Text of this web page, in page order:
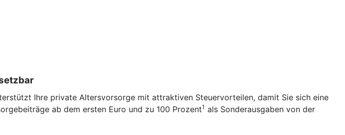
Ihre private Altersvorsorge mit attraktiven Steuervorteilen, damit Sie sich eine
ab dem ersten Euro und zu 100 Prozent1 als Sonderausgaben von der